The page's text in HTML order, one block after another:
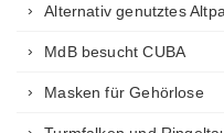
Alternativ genutztes
MdB besucht CUBA
Masken für Gehörlose